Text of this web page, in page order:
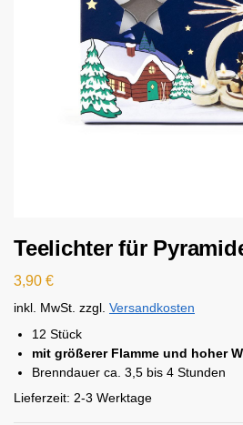
Teelichter für
3,90 €
inkl. MwSt. zzgl. Versandkosten
12 Stück
mit größerer Flamme und hoher
Brenndauer ca. 3,5 bis 4 Stunden
Lieferzeit: 2-3 Werktage